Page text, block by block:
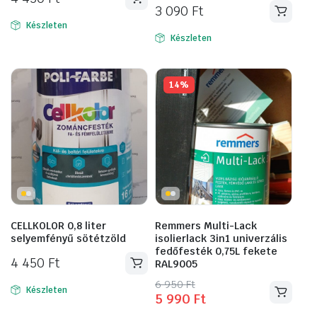
Készleten
3 090 Ft
Készleten
CELLKOLOR 0,8 liter
selyemfényű sötétzöld
4 450 Ft
Készleten
14%
Remmers Multi-Lack
isolierlack 3in1 univerzális
fedőfesték 0,75L fekete
RAL9005
6 950Ft
Original
price
5 990 Ft
Current
price